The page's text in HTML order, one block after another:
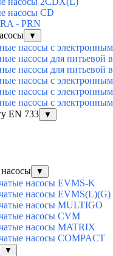
насосы CD
- PRN
▼
насосы с
насосы для питьевой
насосы для питьевой
насосы с
насосы с
насосы с
EN 733
▼
▼
насосы EVMS-K
насосы EVMS(L)(G)
насосы MULTIGO
насосы CVM
насосы MATRIX
насосы COMPACT
▼